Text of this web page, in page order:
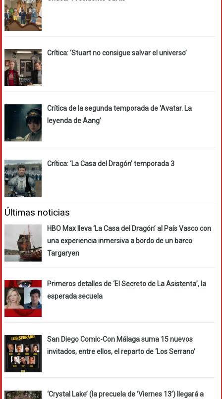
Crítica: ‘Stuart no consigue salvar el universo’
Crítica de la segunda temporada de ‘Avatar. La
leyenda de Aang’
Crítica: ‘La Casa del Dragón’ temporada 3
Últimas noticias
HBO Max lleva ‘La Casa del Dragón’ al País Vasco con
una experiencia inmersiva a bordo de un barco
Targaryen
Primeros detalles de ‘El Secreto de La Asistenta’, la
esperada secuela
San Diego Comic-Con Málaga suma 15 nuevos
invitados, entre ellos, el reparto de ‘Los Serrano’
‘Crystal Lake’ (la precuela de ‘Viernes 13’) llegará a